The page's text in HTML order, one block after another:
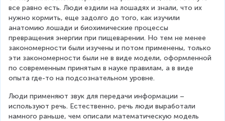
все равно есть. Люди ездили на лошадях и знали, что их
нужно кормить, еще задолго до того, как изучили
анатомию лошади и биохимические процессы
превращения энергии при пищеварении. Но тем не менее
закономерности были изучены и потом применены, только
эти закономерности были не в виде модели, оформленной
по современным принятым в науке правилам, а в виде
опыта где-то на подсознательном уровне.
Люди применяют звук для передачи информации –
используют речь. Естественно, речь люди выработали
намного раньше, чем описали математическую модель